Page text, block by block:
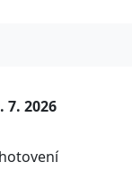
7. 2026